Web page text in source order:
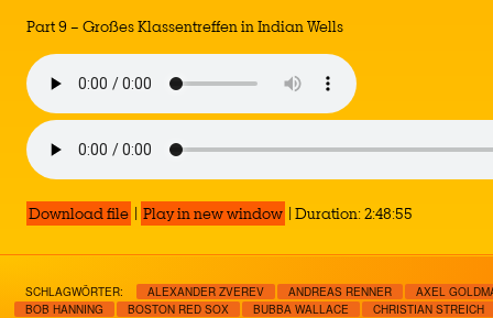
Part 9 – Großes Klassentreffen in Indian Wells
Download file | Play in new window | Duration: 2:48:55
SCHLAGWÖRTER: ALEXANDER ZVEREV ANDREAS RENNER
AXEL
BOB HANNING
BOSTON RED SOX BUBBA WALLACE
CHRISTIAN STREICH